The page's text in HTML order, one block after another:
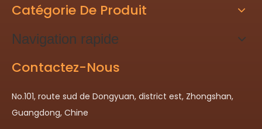
Catégorie De Produit
Navigation rapide
Contactez-Nous
No.101, route sud de Dongyuan, district est, Zhongshan,
Guangdong, Chine